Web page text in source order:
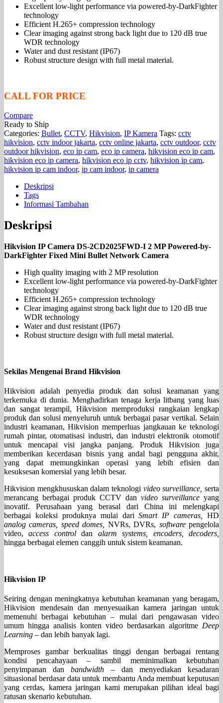
Excellent low-light performance via powered-by-DarkFighter
technology
Efficient H.265+ compression technology
Clear imaging against strong back light due to 120 dB true
WDR technology
Water and dust resistant (IP67)
Robust structure design with full metal material.
CALL FOR PRICE
Compare
Ready to Ship
Categories: Bullet, CCTV, Hikvision, IP Kamera Tags: cctv
hikvision, cctv indoor jakarta, cctv online jakarta, cctv outdoor, cctv
outdoor hikvision, eco ip cam, eco ip camera, hikvision eco ip cam,
hikvision eco ip camera, hikvision eco ip cctv, hikvision ip cam,
hikvision ip cam indoor, ip cam indoor, ip camera
Deskripsi
Tags
Informasi Tambahan
Deskripsi
Hikvision IP Camera DS-2CD2025FWD-I 2 MP Powered-by-
DarkFighter Fixed Mini Bullet Network Camera
High quality imaging with 2 MP resolution
Excellent low-light performance via powered-by-DarkFighter
technology
Efficient H.265+ compression technology
Clear imaging against strong back light due to 120 dB true
WDR technology
Water and dust resistant (IP67)
Robust structure design with full metal material.
Sekilas Mengenai Brand Hikvision
Hikvision adalah penyedia produk dan solusi keamanan yang
terkemuka di dunia. Menghadirkan tenaga kerja litbang yang luas
dan sangat terampil, Hikvision memproduksi rangkaian lengkap
produk dan solusi menyeluruh untuk berbagai pasar vertikal. Selain
industri keamanan, Hikvision memperluas jangkauan ke teknologi
rumah pintar, otomatisasi industri, dan industri elektronik otomotif
untuk mencapai visi jangka panjang. Produk Hikvision juga
memberikan kecerdasan bisnis yang andal bagi pengguna akhir,
yang dapat memungkinkan operasi yang lebih efisien dan
kesuksesan komersial yang lebih besar.
Hikvision mengkhususkan dalam teknologi video surveillance, serta
merancang berbagai produk CCTV dan video surveillance yang
inovatif. Perusahaan yang berasal dari China ini melengkapi
berbagai koleksi produknya mulai dariSmart IP cameras, HD
analog cameras, speed domes, NVRs, DVRs, softwarepengelola
video,access controldan alarm systems, encoders, decoders,
hingga berbagai elemen canggih untuk sistem keamanan.
Hikvision IP
Seiring dengan meningkatnya kebutuhan keamanan yang beragam,
Hikvision mendesain dan menyesuaikan kamera jaringan untuk
memenuhi berbagai kebutuhan – mulai dari pengawasan video
umum hingga analisis konten video berdasarkan algoritme Deep
Learning – dan lebih banyak lagi.
Memproses gambar berkualitas tinggi dengan berbagai rentang
kondisi pencahayaan – sambil meminimalkan kebutuhan
penyimpanan danbandwidth – dan menyediakan kesadaran
situasional berdasar data untuk membantu Anda membuat keputusan
yang cerdas, kamera jaringan kami merupakan pilihan ideal bagi
ratusan skenario kebutuhan.